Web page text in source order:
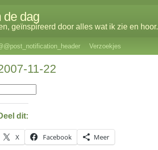
de dag
geïnspireerd door alles wat ik zie en hoor.
Verzoekjes
11-22
dit:
X Facebook Meer